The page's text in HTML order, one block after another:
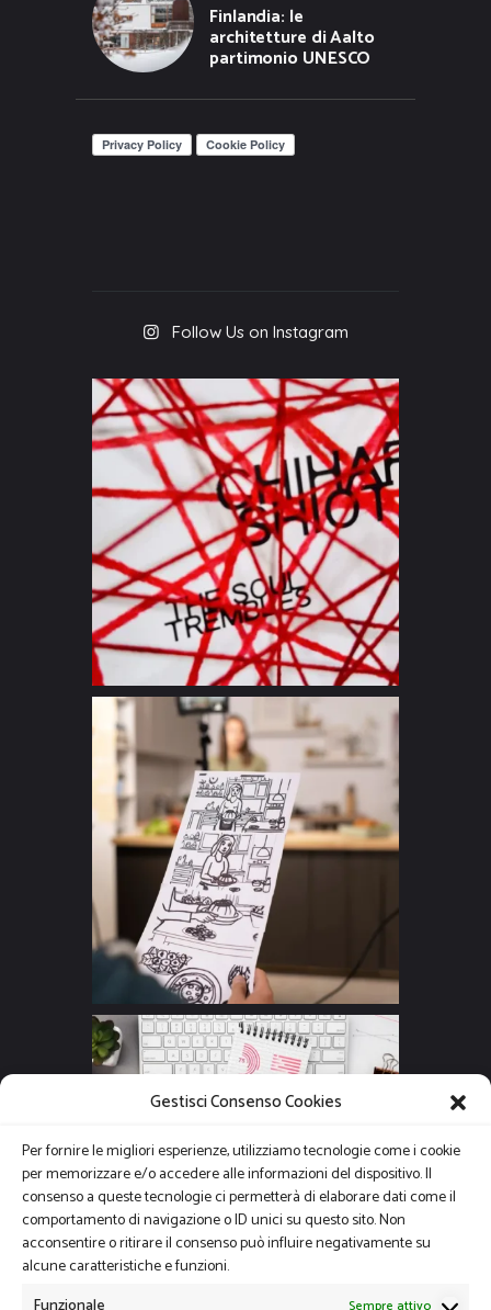
Gestisci Consenso Cookies
Per fornire le migliori esperienze, utilizziamo tecnologie come i cookie
per memorizzare e/o accedere alle informazioni del dispositivo. Il
consenso a queste tecnologie ci permetterà di elaborare dati come il
comportamento di navigazione o ID unici su questo sito. Non
acconsentire o ritirare il consenso può influire negativamente su
alcune caratteristiche e funzioni.
Finlandia: le
architetture di Aalto
partimonio UNESCO
Follow Us on Instagram